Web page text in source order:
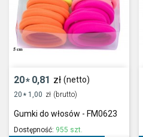
20* 0,81 zł (netto)
20 * 1,00 zł (brutto)
Gumki do włosów - FM0623
Dostępność: 955 szt.